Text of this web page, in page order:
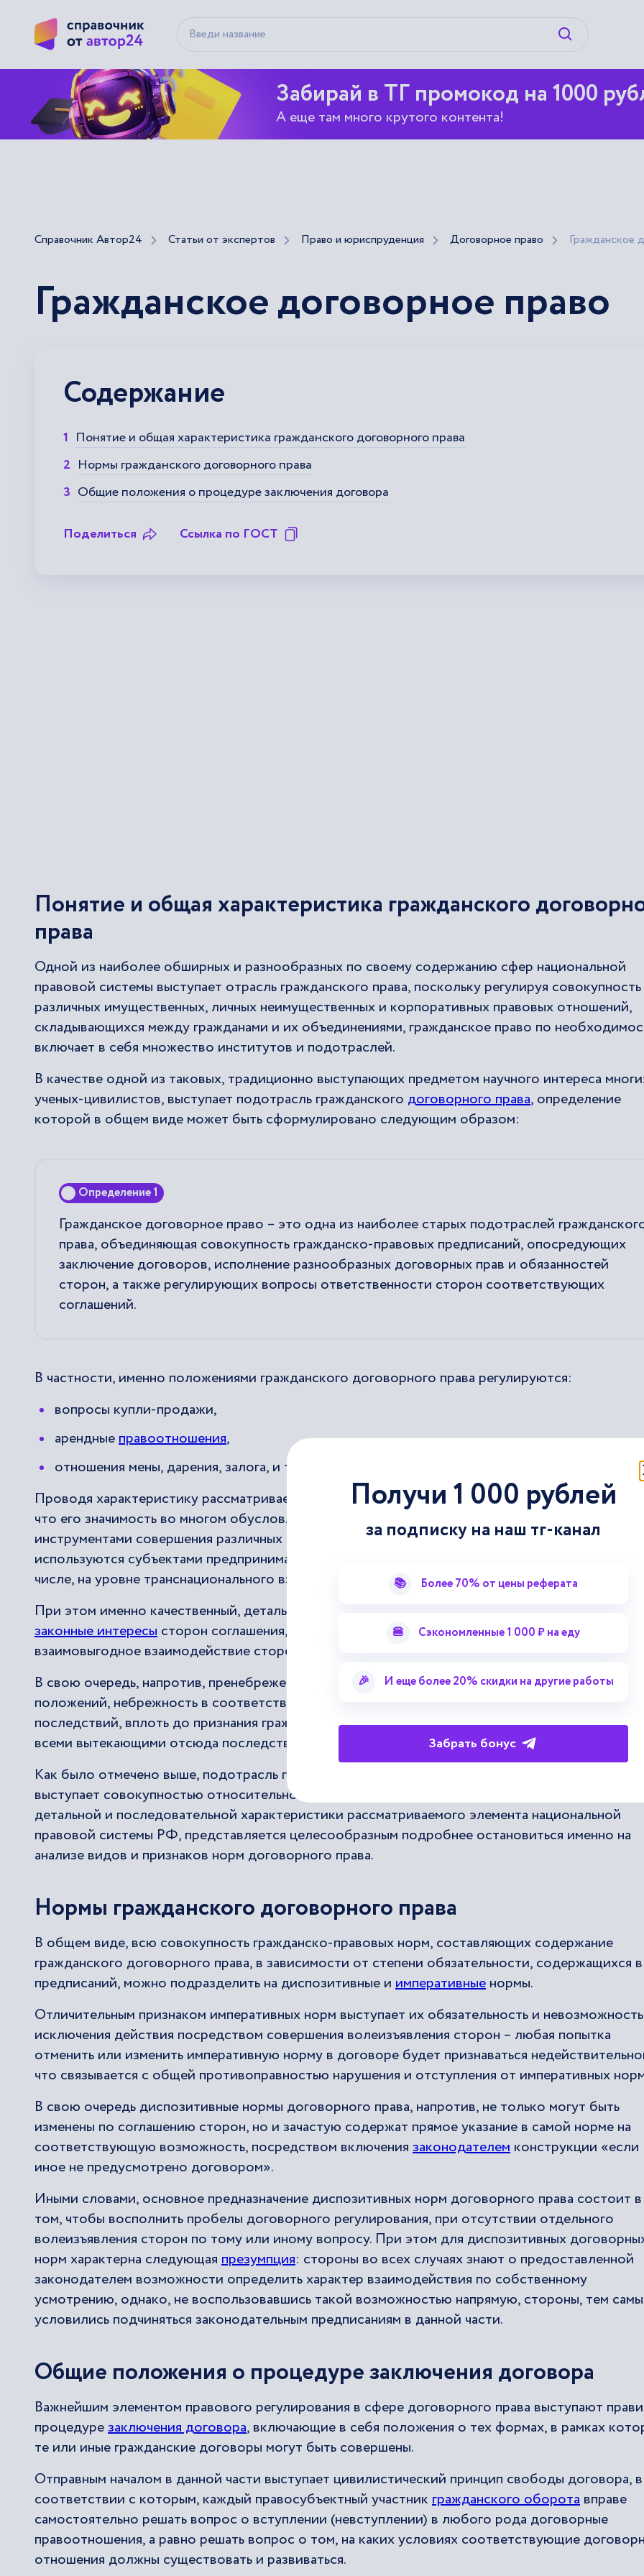
Искать
Забирай в ТГ промокод на 1000
А еще там много крутого контента!
Справочник Автор24 Статьи от экспертов Право и юриспруденция Договорное право Гражданское
Гражданское договорное право
Содержание
Понятие и общая характеристика гражданского договорного права
Нормы гражданского договорного права
Общие положения о процедуре заключения договора
Поделиться Ссылка по ГОСТ
Понятие и общая характеристика гражданского
права
Одной из наиболее обширных и разнообразных по своему содержанию сфер национальной
правовой системы выступает отрасль гражданского права, поскольку регулируя совокупность
различных имущественных, личных неимущественных и корпоративных правовых отношений,
складывающихся между гражданами и их объединениями, гражданское право по
включает в себя множество институтов и подотраслей.
В качестве одной из таковых, традиционно выступающих предметом научного интереса
ученых-цивилистов, выступает подотрасль гражданского договорного права, определение
которой в общем виде может быть сформулировано следующим образом:
Определение 1
Гражданское договорное право – это одна из наиболее старых подотраслей
права, объединяющая совокупность гражданско-правовых предписаний, опосредующих
заключение договоров, исполнение разнообразных договорных прав и обязанностей
сторон, а также регулирующих вопросы ответственности сторон соответствующих
соглашений.
В частности, именно положениями гражданского договорного права регулируются:
вопросы купли-продажи,
арендныеправоотношения,
отношения мены, дарения, залога, и т.д.
Проводя характеристику рассматриваемой подотрасли гражданского права следует
что его значимость во многом обусловлена тем, что именно договоры чаще всего выступают
инструментами совершения различных хозяйственных операций, в связи с чем активно
используются субъектами предпринимательской и иной экономической деятельности, в том
числе, на уровне транснационального взаимодействия.
При этом именно качественный, детально проработанный договор, обеспечивающий права и
законные интересы сторон соглашения, позволяет выстроить максимально эффективное и
взаимовыгодное взаимодействие сторон, оперативное совершение сделок, и т.д.
В свою очередь, напротив, пренебрежение вопросами составления и согласования
положений, небрежность в соответствующей сфере, способны повлечь множество
последствий, вплоть до признания гражданско-правовых соглашений недействительными со
всеми вытекающими отсюда последствиями.
Как было отмечено выше, подотрасль гражданского договорного права по своему
выступает совокупностью относительно однородных юридических норм, в связи с чем, для
детальной и последовательной характеристики рассматриваемого элемента национальной
правовой системы РФ, представляется целесообразным подробнее остановиться именно на
анализе видов и признаков норм договорного права.
Нормы гражданского договорного права
В общем виде, всю совокупность гражданско-правовых норм, составляющих содержание
гражданского договорного права, в зависимости от степени обязательности, содержащихся
предписаний, можно подразделить на диспозитивные и императивные нормы.
Отличительным признаком императивных норм выступает их обязательность и невозможность
исключения действия посредством совершения волеизъявления сторон – любая попытка
отменить или изменить императивную норму в договоре будет признаваться
что связывается с общей противоправностью нарушения и отступления от императивных
В свою очередь диспозитивные нормы договорного права, напротив, не только могут быть
изменены по соглашению сторон, но и зачастую содержат прямое указание в самой норме на
соответствующую возможность, посредством включения законодателем конструкции «если
иное не предусмотрено договором».
Иными словами, основное предназначение диспозитивных норм договорного права состоит в
том, чтобы восполнить пробелы договорного регулирования, при отсутствии отдельного
волеизъявления сторон по тому или иному вопросу. При этом для диспозитивных
норм характерна следующая презумпция: стороны во всех случаях знают о предоставленной
законодателем возможности определить характер взаимодействия по собственному
усмотрению, однако, не воспользовавшись такой возможностью напрямую, стороны, тем
условились подчиняться законодательным предписаниям в данной части.
Общие положения о процедуре заключения договора
Важнейшим элементом правового регулирования в сфере договорного права выступают
процедурезаключения договора, включающие в себя положения о тех формах, в рамках
те или иные гражданские договоры могут быть совершены.
Отправным началом в данной части выступает цивилистический принцип свободы договора, в
соответствии с которым, каждый правосубъектный участник гражданского оборота вправе
самостоятельно решать вопрос о вступлении (невступлении) в любого рода договорные
правоотношения, а равно решать вопрос о том, на каких условиях соответствующие
отношения должны существовать и развиваться.
Получи 1 000 рублей
за подписку на наш тг-канал
📚 Более 70% от цены реферата
🍔 Сэкономленные 1 000 ₽ на еду
🎉 И еще более 20% скидки на другие работы
Забрать бонус